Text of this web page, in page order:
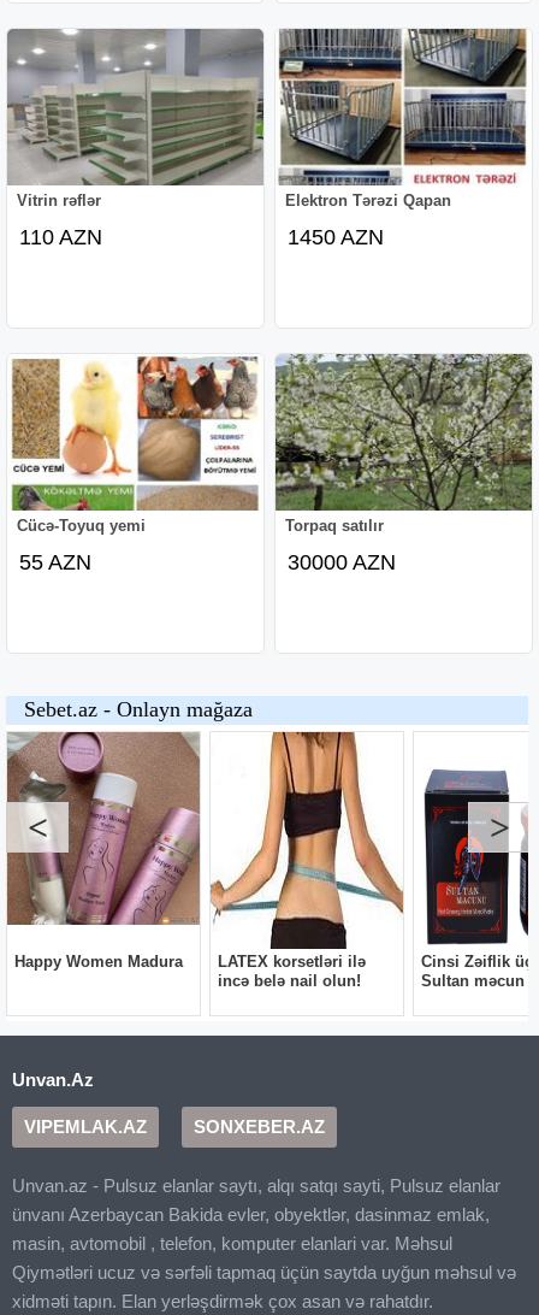
Vitrin rəflər
110 AZN
Elektron Tərəzi Qapan
1450 AZN
Cücə-Toyuq yemi
55 AZN
Torpaq satılır
30000 AZN
Unvan.Az
VIPEMLAK.AZ SONXEBER.AZ
Unvan.az - Pulsuz elanlar saytı, alqı satqı sayti, Pulsuz elanlar
ünvanı Azerbaycan Bakida evler, obyektlər, dasinmaz emlak,
masin, avtomobil , telefon, komputer elanlari var. Məhsul
Qiymətləri ucuz və sərfəli tapmaq üçün saytda uyğun məhsul və
xidməti tapın. Elan yerləşdirmək çox asan və rahatdır.